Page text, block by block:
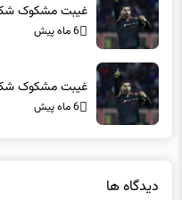
غیبت مشکوک
6 ماه پیش
غیبت مشکوک
6 ماه پیش
دیدگاه ها